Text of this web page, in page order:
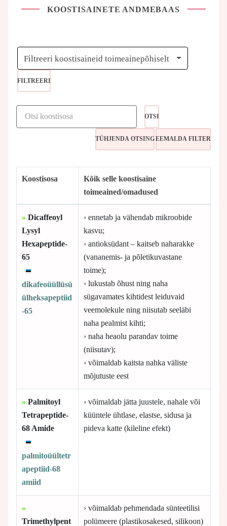
KOOSTISAINETE ANDMEBAAS
Filtreeri koostisaineid toimeainepõhiselt
FILTREERI
OTSI
Koostisosa
Kõik selle koostisaine
toimeained/omadused
» Dicaffeoyl
Lysyl
Hexapeptide-
65
dikafeoüüllüsü
ülheksapeptiid
-65
› ennetab ja vähendab mikroobide
kasvu;
› antioksüdant – kaitseb naharakke
(vananemis- ja põletikuvastane
toime);
› lukustab õhust ning naha
sügavamates kihtidest leiduvaid
veemolekule ning niisutab seeläbi
naha pealmist kihti;
› naha heaolu parandav toime
(niisutav);
› võimaldab kaitsta nahka väliste
mõjutuste eest
» Palmitoyl
Tetrapeptide-
68 Amide
palmitoüültetr
apeptiid-68
amiid
› võimaldab jätta juustele, nahale või
küüntele ühtlase, elastse, sidusa ja
pideva katte (kileline efekt)
»
Trimethylpent
› võimaldab pehmendada sünteetilisi
polümeere (plastikosakesed, silikoon)